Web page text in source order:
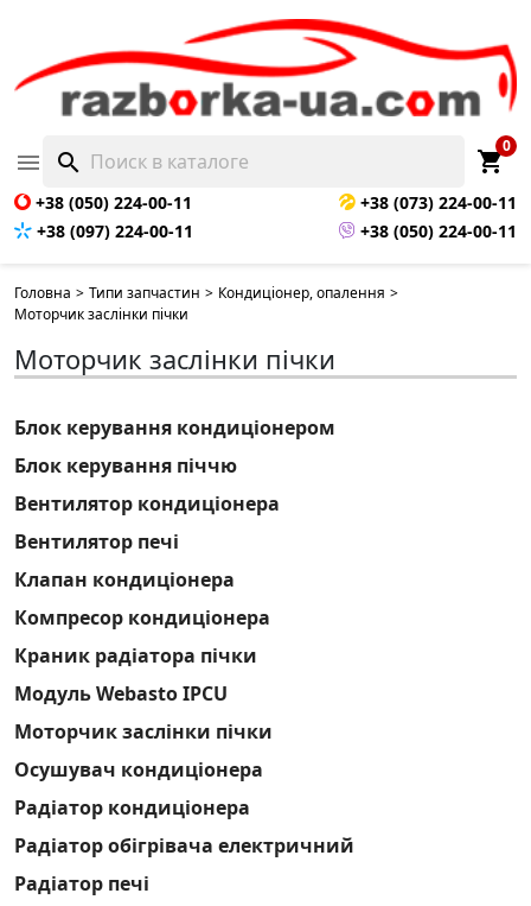
 search shopping_cart
0
+38 (050) 224-00-11
+38 (073) 224-00-11
+38 (097) 224-00-11
+38 (050) 224-00-11
Головна > Типи запчастин > Кондиціонер, опалення >
Моторчик заслінки пічки
Моторчик заслінки пічки
Блок керування кондиціонером
Блок керування піччю
Вентилятор кондиціонера
Вентилятор печі
Клапан кондиціонера
Компресор кондиціонера
Краник радіатора пічки
Модуль Webasto IPCU
Моторчик заслінки пічки
Осушувач кондиціонера
Радіатор кондиціонера
Радіатор обігрівача електричний
Радіатор печі